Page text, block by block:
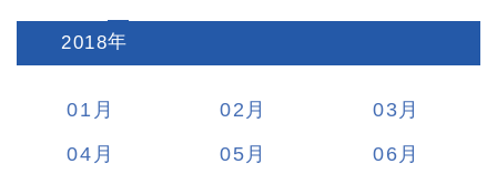
2018:
01 02
03
04
05
06